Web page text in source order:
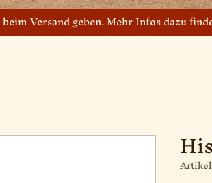
Versand geben. Mehr Infos dazu